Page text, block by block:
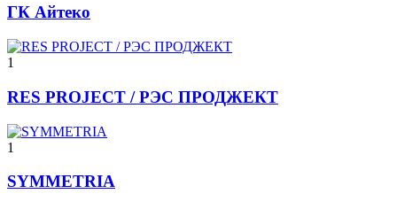
ГК Айтеко
1
RES PROJECT / РЭС ПРОДЖЕКТ
1
SYMMETRIA